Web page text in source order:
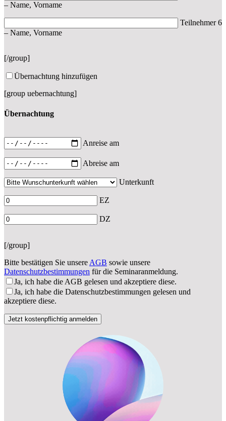
– Name, Vorname
Teilnehmer 6
– Name, Vorname
[/group]
Übernachtung hinzufügen
[group uebernachtung]
Übernachtung
Anreise am
Abreise am
Unterkunft
EZ
DZ
[/group]
Bitte bestätigen Sie unsere AGB sowie unsere
Datenschutzbestimmungen für die Seminaranmeldung.
Ja, ich habe die AGB gelesen und akzeptiere diese.
Ja, ich habe die Datenschutzbestimmungen gelesen und
akzeptiere diese.